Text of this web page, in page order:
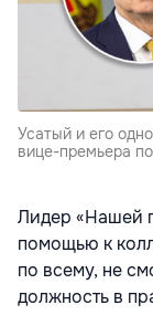
Усатый и его
вице-премьера
Лидер «Нашей
помощью к
по всему, не
должность в